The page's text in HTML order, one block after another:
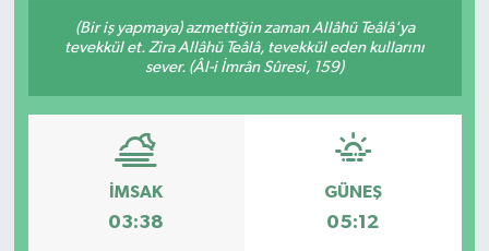
(Bir iş yapmaya) azmettiğin zaman Allâhü Teâlâ'ya
tevekkül et. Zira Allâhü Teâlâ, tevekkül eden kullarını
sever. (Âl-i İmrân Sûresi, 159)
İMSAK
03:38
GÜNEŞ
05:12
KÜLTÜR-SANAT
Magazin
Medya